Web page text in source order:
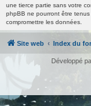
une tierce partie sans votre
phpBB ne pourront être
compromettre les données.
Site web Index du
Développé